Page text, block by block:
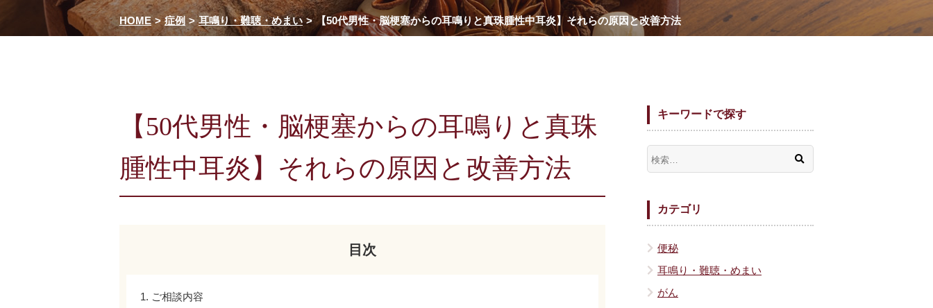
HOME 症例 耳鳴り・難聴・めまい 【50代男性・脳梗塞からの耳鳴りと真珠腫性中耳炎】それらの原因と改善方法
【50代男性・脳梗塞からの耳鳴りと真珠
腫性中耳炎】それらの原因と改善方法
目次
1. ご相談内容
キーワードで探す
カテゴリ
便秘
耳鳴り・難聴・めまい
がん